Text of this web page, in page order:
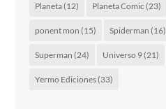
Planeta(12) Planeta Comic (23)
ponent mon (15) Spiderman (16)
Superman (24) Universo 9(21)
Yermo Ediciones(33)